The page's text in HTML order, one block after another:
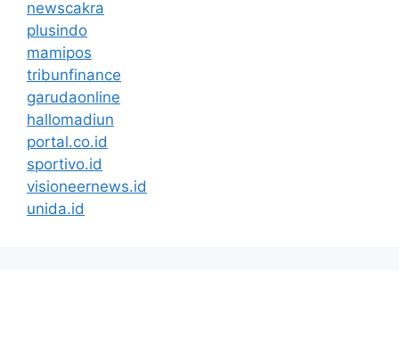
newscakra
plusindo
mamipos
tribunfinance
garudaonline
hallomadiun
portal.co.id
sportivo.id
visioneernews.id
unida.id